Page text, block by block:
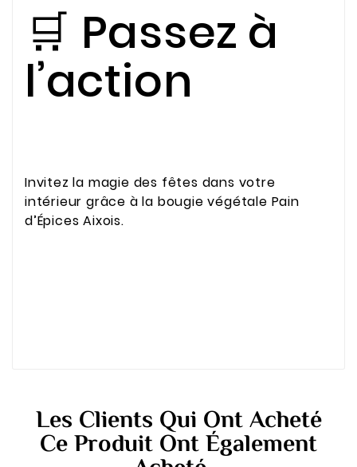
🛒 Passez à
l’action
Invitez la magie des fêtes dans votre
intérieur grâce à la bougie végétale Pain
d’Épices Aixois.
Les Clients Qui Ont Acheté
Ce Produit Ont Également